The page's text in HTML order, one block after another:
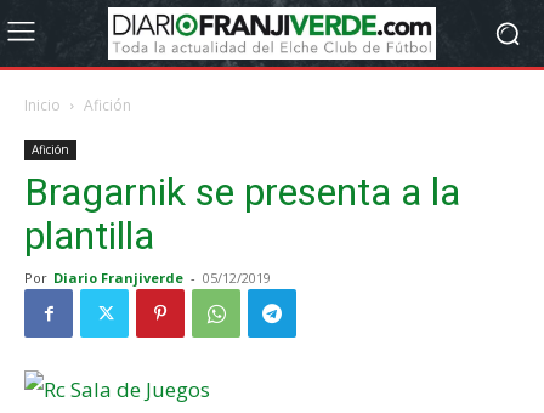
Inicio Afición
Afición
Bragarnik se presenta a la
plantilla
Por Diario Franjiverde - 05/12/2019